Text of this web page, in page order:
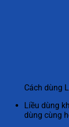
Cách dùng
Liều dùng
dùng cùng